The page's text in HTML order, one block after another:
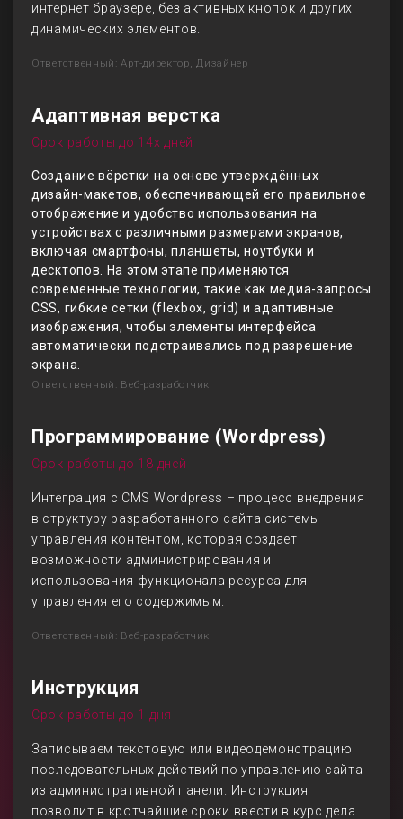
интернет браузере, без активных кнопок и других
динамических элементов.
Ответственный: Арт-директор, Дизайнер
Адаптивная верстка
Срок работы до 14х дней
Создание вёрстки на основе утверждённых
дизайн-макетов, обеспечивающей его правильное
отображение и удобство использования на
устройствах с различными размерами экранов,
включая смартфоны, планшеты, ноутбуки и
десктопов. На этом этапе применяются
современные технологии, такие как медиа-запросы
CSS, гибкие сетки (flexbox, grid) и адаптивные
изображения, чтобы элементы интерфейса
автоматически подстраивались под разрешение
экрана.
Ответственный: Веб-разработчик
Программирование (Wordpress)
Срок работы до 18 дней
Интеграция с CMS Wordpress – процесс внедрения
в структуру разработанного сайта системы
управления контентом, которая создает
возможности администрирования и
использования функционала ресурса для
управления его содержимым.
Ответственный: Веб-разработчик
Инструкция
Срок работы до 1 дня
Записываем текстовую или видеодемонстрацию
последовательных действий по управлению сайта
из административной панели. Инструкция
позволит в кротчайшие сроки ввести в курс дела